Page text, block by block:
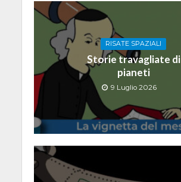
RISATE SPAZIALI
Storie travagliate di
pianeti
9 Luglio 2026